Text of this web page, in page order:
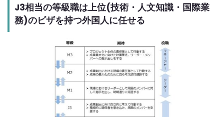
J3相当の等級職は上位(技術・人文知識・国際業
務)のビザを持つ外国人に任せる